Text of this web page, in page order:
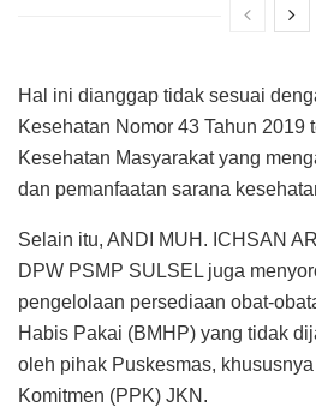
Hal ini dianggap tidak sesuai
Kesehatan Nomor 43 Tahun 2019
Kesehatan Masyarakat yang
dan pemanfaatan sarana
Selain itu, ANDI MUH. ICHSAN
DPW PSMP SULSEL juga
pengelolaan persediaan obat-
Habis Pakai (BMHP) yang tidak
oleh pihak Puskesmas,
Komitmen (PPK) JKN.